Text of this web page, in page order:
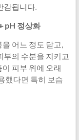
감됩니다.
pH 정상화
어느 정도 닫고,
부의 수분을 지키고
피부 위에 오래
했다면 특히 보습